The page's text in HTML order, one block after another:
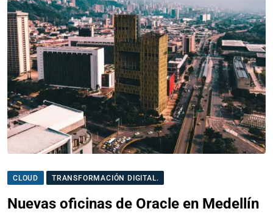
CLOUD TRANSFORMACIÓN DIGITAL.
Nuevas oficinas de Oracle en Medellín